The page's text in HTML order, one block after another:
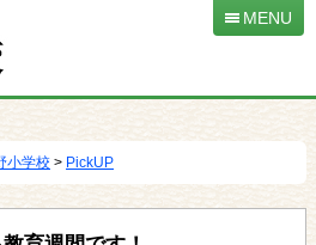
MENU
小学校 > PickUP